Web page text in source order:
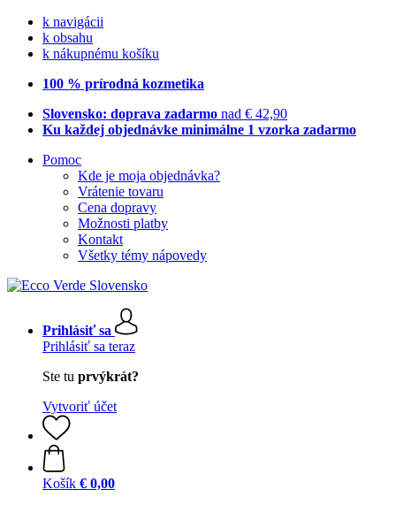
k navigácii
k obsahu
k nákupnému košíku
100 % prírodná kozmetika
Slovensko: doprava zadarmo nad € 42,90
Ku každej objednávke minimálne 1 vzorka zadarmo
Pomoc
Kde je moja objednávka?
Vrátenie tovaru
Cena dopravy
Možnosti platby
Kontakt
Všetky témy nápovedy
Prihlásiť sa
Prihlásiť sa teraz
Ste tu prvýkrát?
Vytvoriť účet
Košík € 0,00